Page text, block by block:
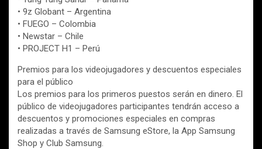
• 9z Globant – Argentina
• FUEGO – Colombia
• Newstar – Chile
• PROJECT H1 – Perú
Premios para los videojugadores y descuentos especiales
para el público
Los premios para los primeros puestos serán en dinero. El
público de videojugadores participantes tendrán acceso a
descuentos y promociones especiales en compras
realizadas a través de Samsung eStore, la App Samsung
Shop y Club Samsung.